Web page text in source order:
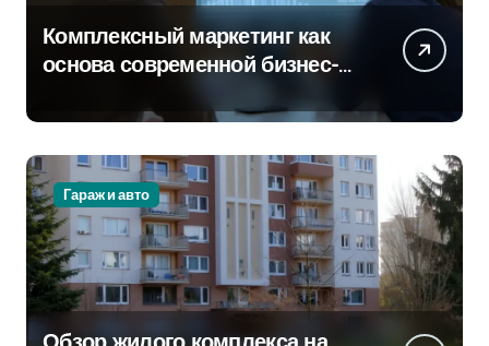
Комплексный маркетинг как
основа современной бизнес-
Гараж и авто